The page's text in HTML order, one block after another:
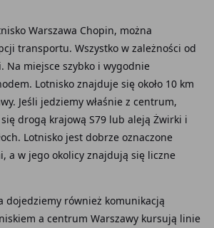
Warszawa Chopin, można
transportu. Wszystko w zależności od
Na miejsce szybko i wygodnie
Lotnisko znajduje się około 10 km
Jeśli jedziemy właśnie z centrum,
drogą krajową S79 lub aleją Żwirki i
Lotnisko jest dobrze oznaczone
a w jego okolicy znajdują się liczne
dojedziemy również komunikacją
a centrum Warszawy kursują linie